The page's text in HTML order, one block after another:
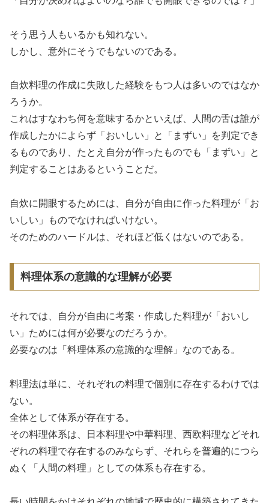
そう思う人もいるかも知れない。
しかし、意外にそうでもないのである。
自炊料理の作成に失敗した経験をもつ人は多いのではなか
ろうか。
これはすなわち何を意味するかといえば、人間の舌は誰が
作成したかによらず「おいしい」と「まずい」を判定でき
るものであり、たとえ自分が作ったものでも「まずい」と
判定することはあるということだ。
自炊に開眼するためには、自分が自由に作った料理が「お
いしい」ものでなければいけない。
そのためのハードルは、それほど低くはないのである。
料理体系の意識的な理解が必要
それでは、自分が自由に考案・作成した料理が「おいし
い」ためには何が必要なのだろうか。
必要なのは「料理体系の意識的な理解」なのである。
料理法は単に、それぞれの料理で個別に存在するわけでは
ない。
全体として体系が存在する。
その料理体系は、日本料理や中華料理、西欧料理などそれ
ぞれの料理で存在するのみならず、それらを普遍的につら
ぬく「人間の料理」としての体系も存在する。